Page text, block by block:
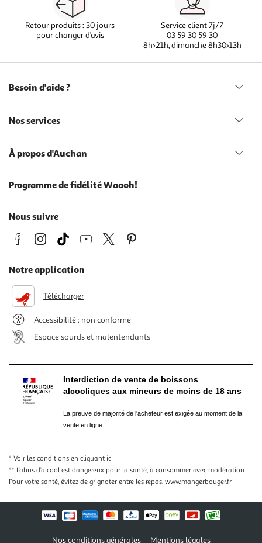
Retour produits : 30 jours
pour changer d’avis
Service client 7j/7
03 59 30 59 30
8h>21h, dimanche 8h30>13h
Besoin d'aide ?
Nos services
À propos d'Auchan
Programme de fidélité Waaoh!
Nous suivre
Notre application
Télécharger
Accessibilité : non conforme
Espace sourds et malentendants
Interdiction de vente de boissons
alcooliques aux mineurs de moins de 18 ans
La preuve de majorité de l'acheteur est exigée au moment de la
vente en ligne.
* Voir les conditions en cliquant ici
** L’abus d’alcool est dangereux pour la santé, à consommer avec modération
Pour votre santé, évitez de grignoter entre les repas. www.mangerbouger.fr
Nos conditions générales Mentions légales